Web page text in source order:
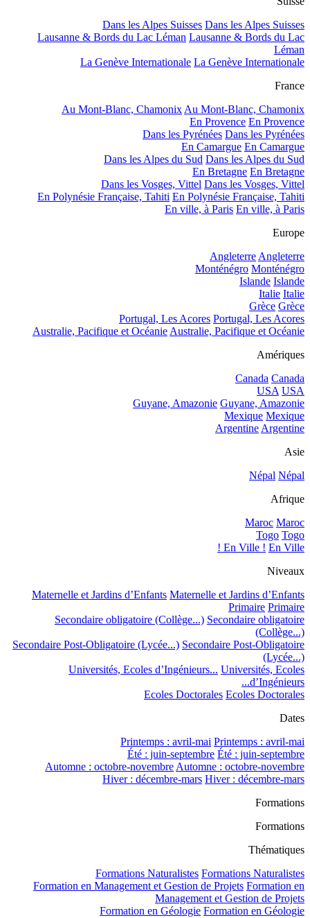
Dans les Alpes Suisses Dans les Alpes Suisses
Lausanne & Bords du Lac Léman Lausanne & Bords du Lac
Léman
La Genève Internationale La Genève Internationale
France
Au Mont-Blanc, ChamonixAu Mont-Blanc, Chamonix
En Provence En Provence
Dans les Pyrénées Dans les Pyrénées
En Camargue En Camargue
Dans les Alpes du Sud Dans les Alpes du Sud
En Bretagne En Bretagne
Dans les Vosges, Vittel Dans les Vosges, Vittel
En Polynésie Française, Tahiti En Polynésie Française, Tahiti
En ville, à Paris En ville, à Paris
Europe
AngleterreAngleterre
Monténégro Monténégro
Islande Islande
Italie Italie
Grèce Grèce
Portugal, Les Acores Portugal, Les Acores
Australie, Pacifique et OcéanieAustralie, Pacifique et Océanie
Amériques
Canada Canada
USA USA
Guyane, Amazonie Guyane, Amazonie
Mexique Mexique
ArgentineArgentine
Asie
Népal Népal
Afrique
Maroc Maroc
Togo Togo
En Ville ! En Ville !
Niveaux
Maternelle et Jardins d’Enfants Maternelle et Jardins d’Enfants
Primaire Primaire
Secondaire obligatoire (Collège...) Secondaire obligatoire
(Collège...)
Secondaire Post-Obligatoire (Lycée...) Secondaire Post-Obligatoire
(Lycée...)
Universités, Ecoles d’Ingénieurs... Universités, Ecoles
d’Ingénieurs...
Ecoles Doctorales Ecoles Doctorales
Dates
Printemps : avril-mai Printemps : avril-mai
Été : juin-septembre Été : juin-septembre
Automne : octobre-novembreAutomne : octobre-novembre
Hiver : décembre-mars Hiver : décembre-mars
Formations
Formations
Thématiques
Formations Naturalistes Formations Naturalistes
Formation en Management et Gestion de Projets Formation en
Management et Gestion de Projets
Formation en Géologie Formation en Géologie